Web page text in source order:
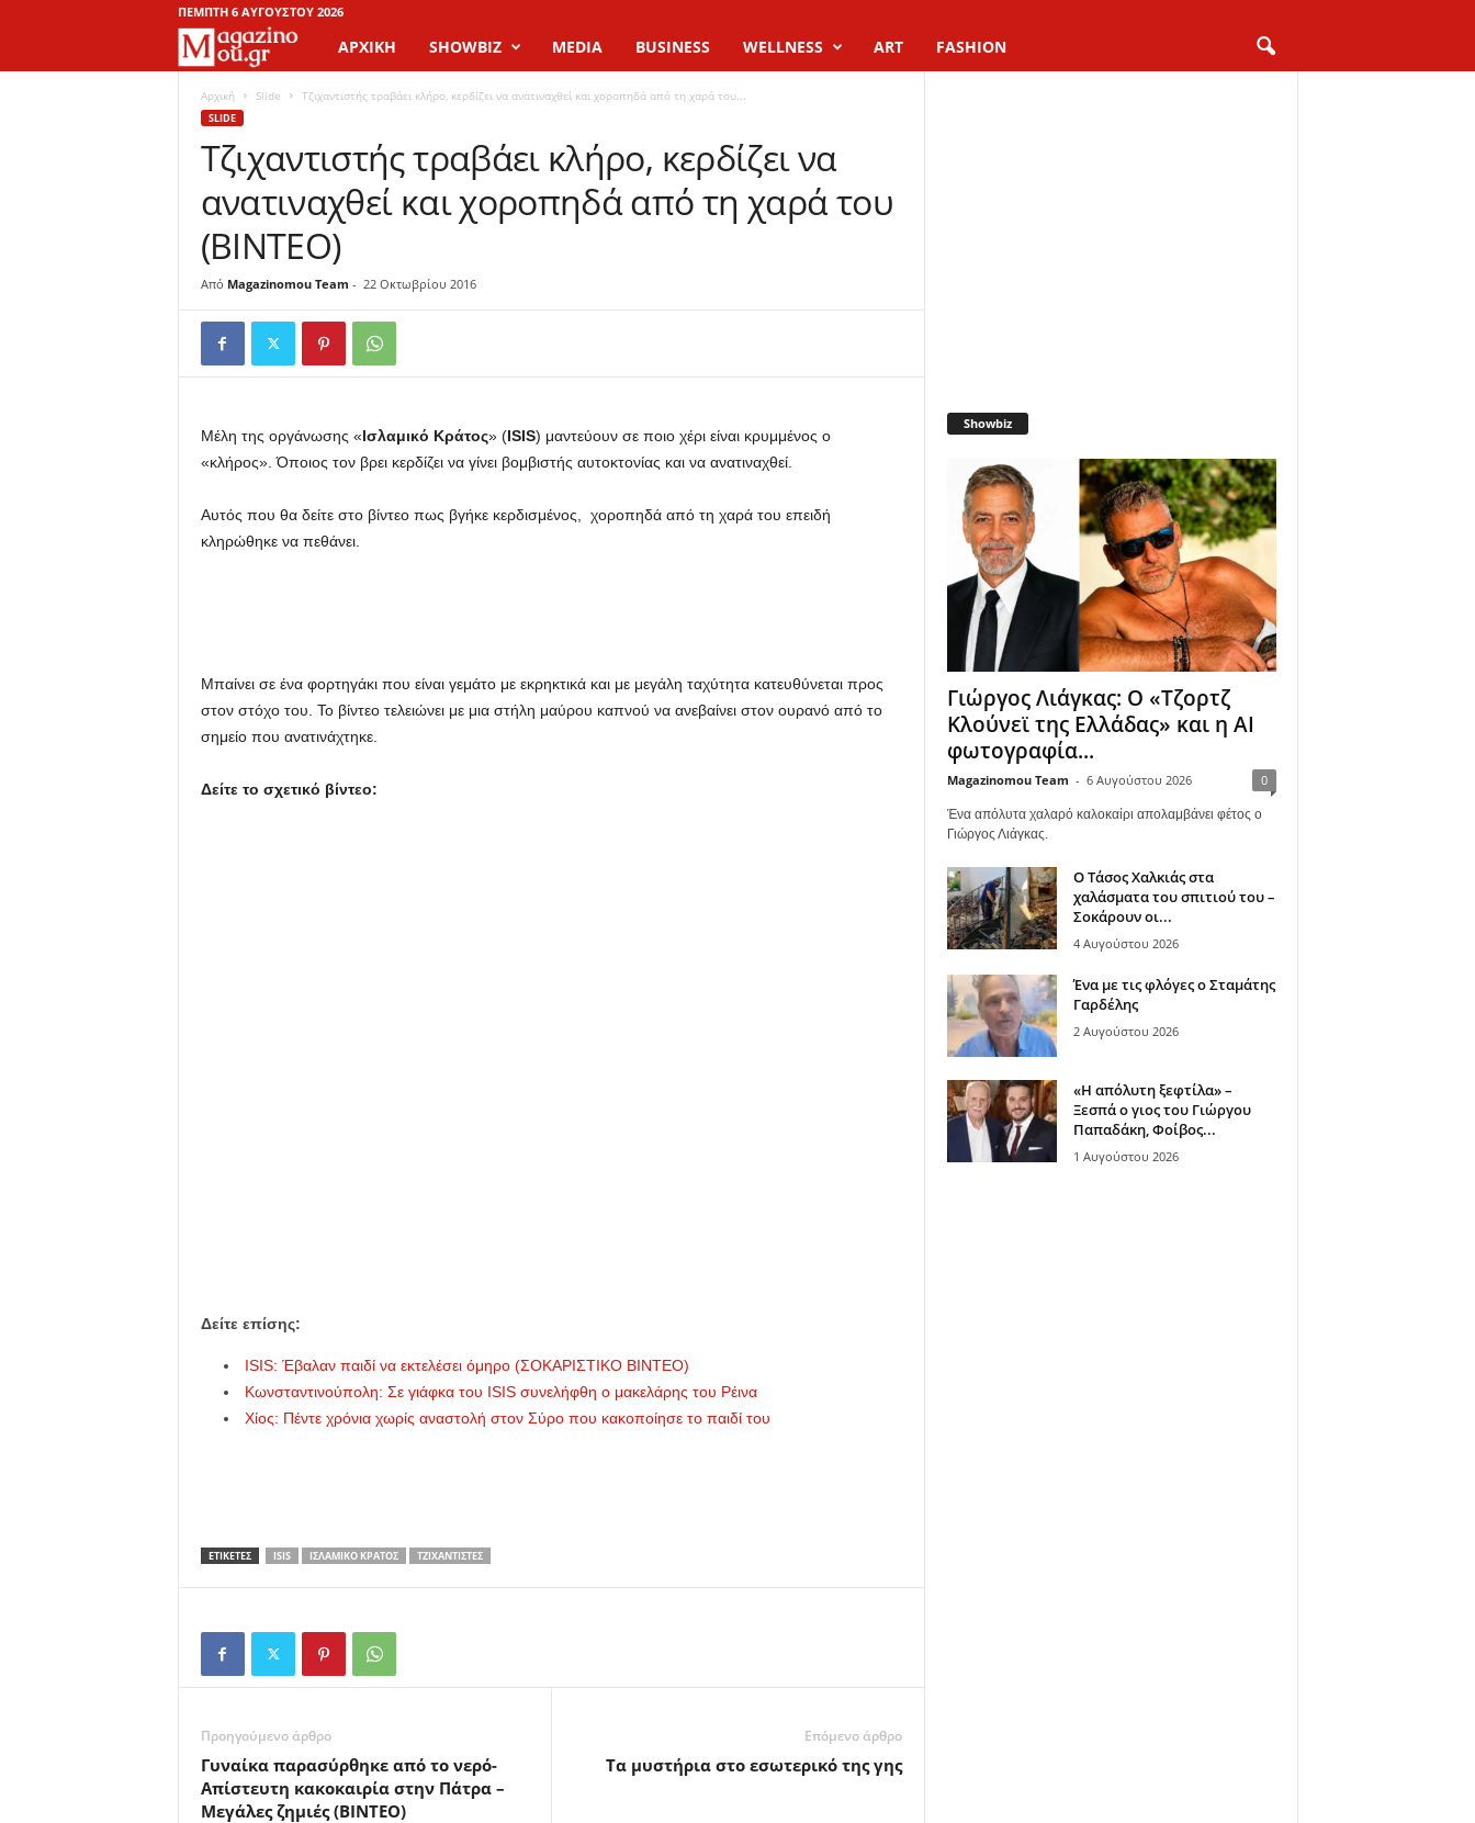
ΠΈΜΠΤΗ 6 ΑΥΓΟΎΣΤΟΥ 2026
a
z
i
n
M
ΑΡΧΙΚΉ SHOWBIZ MEDIA BUSINESS WELLNESS ART FASHION
Αρχική Slide Τζιχαντιστής τραβάει κλήρο, κερδίζει να ανατιναχθεί και χοροπηδά από τη χαρά του...
SLIDE
Τζιχαντιστής τραβάει κλήρο, κερδίζει να
ανατιναχθεί και χοροπηδά από τη χαρά του
(ΒΙΝΤΕΟ)
Από Magazinomou Team - 22 Οκτωβρίου 2016
Μέλη της οργάνωσης «Ισλαμικό Κράτος» (ISIS) μαντεύουν σε ποιο χέρι είναι κρυμμένος ο
«κλήρος». Όποιος τον βρει κερδίζει να γίνει βομβιστής αυτοκτονίας και να ανατιναχθεί.
Αυτός που θα δείτε στο βίντεο πως βγήκε κερδισμένος, χοροπηδά από τη χαρά του επειδή
κληρώθηκε να πεθάνει.
Μπαίνει σε ένα φορτηγάκι που είναι γεμάτο με εκρηκτικά και με μεγάλη ταχύτητα κατευθύνεται προς
στον στόχο του. Το βίντεο τελειώνει με μια στήλη μαύρου καπνού να ανεβαίνει στον ουρανό από το
σημείο που ανατινάχτηκε.
Δείτε το σχετικό βίντεο:
Δείτε επίσης:
ISIS: Έβαλαν παιδί να εκτελέσει όμηρο (ΣΟΚΑΡΙΣΤΙΚΟ ΒΙΝΤΕΟ)
Κωνσταντινούπολη: Σε γιάφκα του ISIS συνελήφθη ο μακελάρης του Ρέινα
Χίος: Πέντε χρόνια χωρίς αναστολή στον Σύρο που κακοποίησε το παιδί του
ΕΤΙΚΕΤΕΣ ISIS ΙΣΛΑΜΙΚΌ ΚΡΆΤΟΣ ΤΖΙΧΑΝΤΙΣΤΈΣ
Προηγούμενο άρθρο
Γυναίκα παρασύρθηκε από το νερό-
Απίστευτη κακοκαιρία στην Πάτρα –
Μεγάλες ζημιές (BINTEO)
Επόμενο άρθρο
Τα μυστήρια στο εσωτερικό της γης
Showbiz
Γιώργος Λιάγκας: Ο «Τζορτζ
Κλούνεϊ της Ελλάδας» και η AI
φωτογραφία...
Magazinomou Team - 6 Αυγούστου 2026 0
Ένα απόλυτα χαλαρό καλοκαίρι απολαμβάνει φέτος ο
Γιώργος Λιάγκας.
Ο Τάσος Χαλκιάς στα
χαλάσματα του σπιτιού του –
Σοκάρουν οι...
4 Αυγούστου 2026
Ένα με τις φλόγες ο Σταμάτης
Γαρδέλης
2 Αυγούστου 2026
«Η απόλυτη ξεφτίλα» –
Ξεσπά ο γιος του Γιώργου
Παπαδάκη, Φοίβος...
1 Αυγούστου 2026